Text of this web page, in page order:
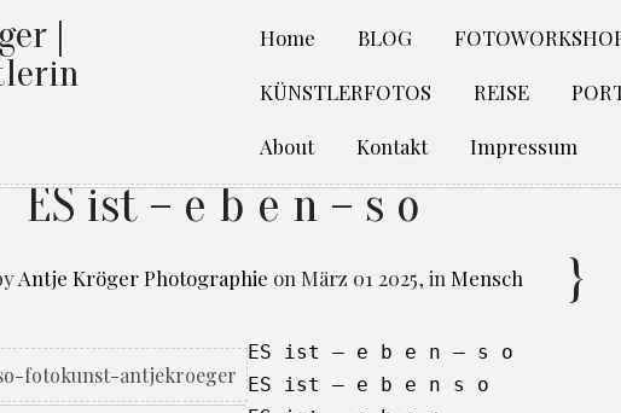
|
Home BLOG
KÜNSTLERFOTOS REISE
About Kontakt Impressum
ES ist – e b e n – s o
Antje Kröger Photographie on März 01 2025, in Mensch
ES ist – e b e n – s o
ES ist – e b e n s o